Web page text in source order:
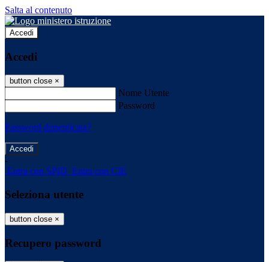
Salta al contenuto
Accedi
Accedi
button close ×
Nome Utente
Password
Password dimenticata?
-
Entra con SPID Entra con CIE
Seleziona utente
button close ×
Recupero password